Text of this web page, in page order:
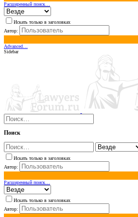
Расширенный поиск…
Искать только в заголовках
Автор:
Advanced…
Sidebar
Поиск
Искать только в заголовках
Автор:
Расширенный поиск…
Искать только в заголовках
Автор: